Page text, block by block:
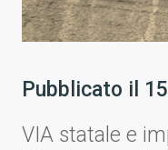
Pubblicato il
VIA statale e